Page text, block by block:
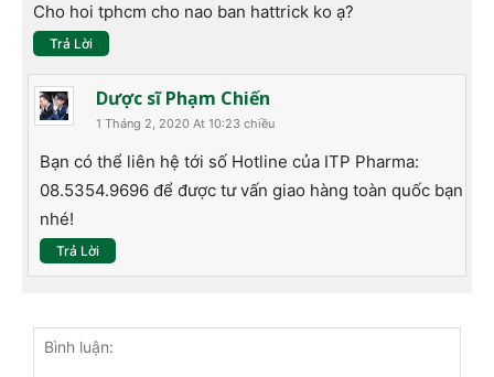
Cho hoi tphcm cho nao ban hattrick ko ạ?
Trả Lời
Dược sĩ Phạm Chiến
1 Tháng 2, 2020 At 10:23 chiều
Bạn có thể liên hệ tới số Hotline của ITP Pharma:
08.5354.9696 để được tư vấn giao hàng toàn quốc bạn
nhé!
Trả Lời